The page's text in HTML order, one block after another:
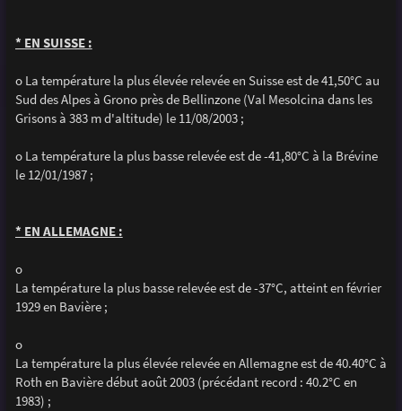
* EN SUISSE :
o La température la plus élevée relevée en Suisse est de 41,50°C au
Sud des Alpes à Grono près de Bellinzone (Val Mesolcina dans les
Grisons à 383 m d'altitude) le 11/08/2003 ;
o La température la plus basse relevée est de -41,80°C à la Brévine
le 12/01/1987 ;
* EN ALLEMAGNE :
o
La température la plus basse relevée est de -37°C, atteint en février
1929 en Bavière ;
o
La température la plus élevée relevée en Allemagne est de 40.40°C à
Roth en Bavière début août 2003 (précédant record : 40.2°C en
1983) ;